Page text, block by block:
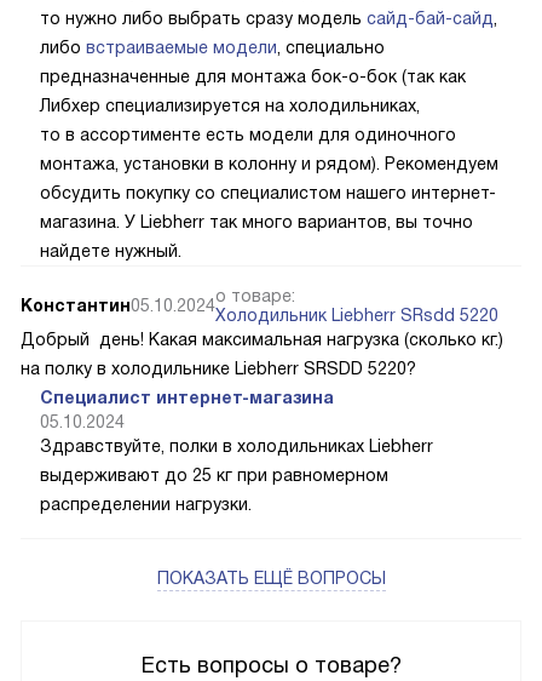
Есть вопросы о товаре?
то нужно либо выбрать сразу модель сайд-бай-сайд
либо встраиваемые модели , специально
предназначенные для монтажа бок-о-бок (так как
Либхер специализируется на холодильниках,
то в ассортименте есть модели для одиночного
монтажа, установки в колонну и рядом). Рекомендуем
обсудить покупку со специалистом нашего интернет-
магазина. У Liebherr так много вариантов, вы точно
найдете нужный.
Константин05.10.2024о товаре:
Холодильник Liebherr SRsdd 5220
Добрый день! Какая максимальная нагрузка (сколько кг.)
на полку в холодильнике Liebherr SRSDD 5220?
Специалист интернет-магазина
05.10.2024
Здравствуйте, полки в холодильниках Liebherr
выдерживают до 25 кг при равномерном
распределении нагрузки.
ПОКАЗАТЬ ЕЩЁ ВОПРОСЫ